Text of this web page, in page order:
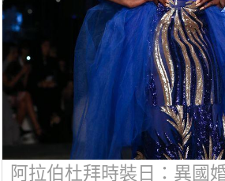
阿拉伯杜拜時裝日：異國